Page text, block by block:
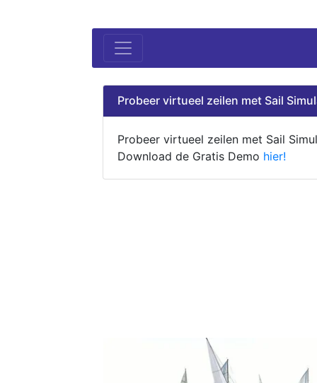
Probeer virtueel zeilen met Sail
Probeer virtueel zeilen met Sail
Download de Gratis Demo hier!